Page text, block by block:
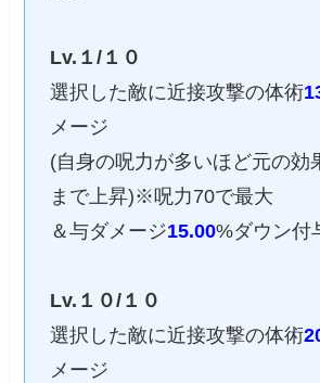
Lv.１/１０
選択した敵に近接攻撃の体術
メージ
(自身の呪力が多いほど元の効
まで上昇)※呪力70で最大
＆与ダメージ15.00%ダウン付
Lv.１０/１０
選択した敵に近接攻撃の体術
メージ